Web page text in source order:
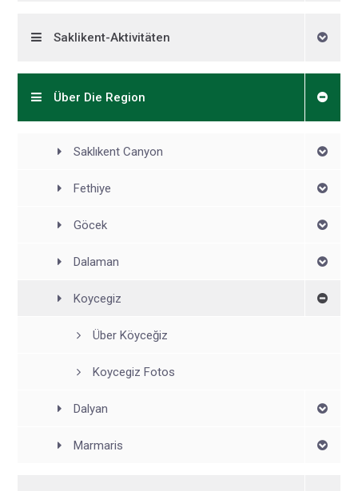
Saklikent-Aktivitäten
Über Die Region
Saklıkent Canyon
Fethiye
Göcek
Dalaman
Koycegiz
Über Köyceğiz
Koycegiz Fotos
Dalyan
Marmaris